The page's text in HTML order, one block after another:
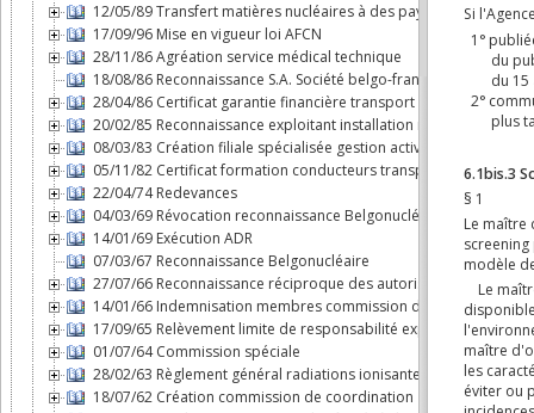
12/05/89 Transfert matières nucléaires à des pays non dotés
17/09/96 Mise en vigueur loi AFCN
28/11/86 Agréation service médical technique
18/08/86 Reconnaissance S.A. Société belgo-française d'énergie
28/04/86 Certificat garantie financière transport substances
20/02/85 Reconnaissance exploitant installation nucléaire
08/03/83 Création filiale spécialisée gestion activités du cycle
05/11/82 Certificat formation conducteurs transport par route
22/04/74 Redevances
04/03/69 Révocation reconnaissance Belgonucléaire
14/01/69 Exécution ADR
07/03/67 Reconnaissance Belgonucléaire
27/07/66 Reconnaissance réciproque des autorisations dans le
14/01/66 Indemnisation membres commission d'agréation des
17/09/65 Relèvement limite de responsabilité exploitant
01/07/64 Commission spéciale
28/02/63 Règlement général radiations ionisantes
18/07/62 Création commission de coordination